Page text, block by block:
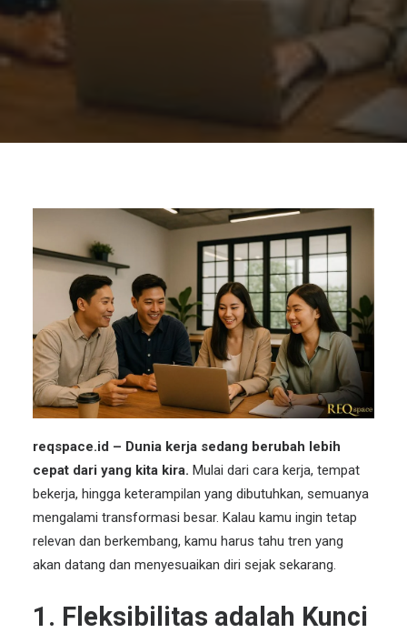
reqspace.id – Dunia kerja sedang berubah lebih
cepat dari yang kita kira. Mulai dari cara kerja, tempat
bekerja, hingga keterampilan yang dibutuhkan, semuanya
mengalami transformasi besar. Kalau kamu ingin tetap
relevan dan berkembang, kamu harus tahu tren yang
akan datang dan menyesuaikan diri sejak sekarang.
1. Fleksibilitas adalah Kunci